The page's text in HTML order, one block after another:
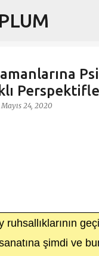
Mayıs 24, 2020
ruhsallıklarının
şimdi ve